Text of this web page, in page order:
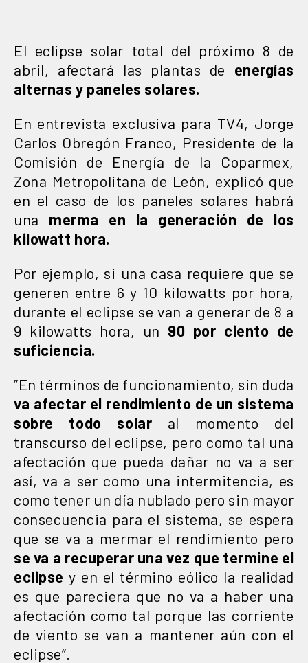
El eclipse solar total del próximo 8 de
abril, afectará las plantas de energías
alternas y paneles solares.
En entrevista exclusiva para TV4, Jorge
Carlos Obregón Franco, Presidente de la
Comisión de Energía de la Coparmex,
Zona Metropolitana de León, explicó que
en el caso de los paneles solares habrá
una merma en la generación de los
kilowatt hora.
Por ejemplo, si una casa requiere que se
generen entre 6 y 10 kilowatts por hora,
durante el eclipse se van a generar de 8 a
9 kilowatts hora, un 90 por ciento de
suficiencia.
”En términos de funcionamiento, sin duda
va afectar el rendimiento de un sistema
sobre todo solar al momento del
transcurso del eclipse, pero como tal una
afectación que pueda dañar no va a ser
así, va a ser como una intermitencia, es
como tener un día nublado pero sin mayor
consecuencia para el sistema, se espera
que se va a mermar el rendimiento pero
se va a recuperar una vez que termine el
eclipse y en el término eólico la realidad
es que pareciera que no va a haber una
afectación como tal porque las corriente
de viento se van a mantener aún con el
eclipse”.